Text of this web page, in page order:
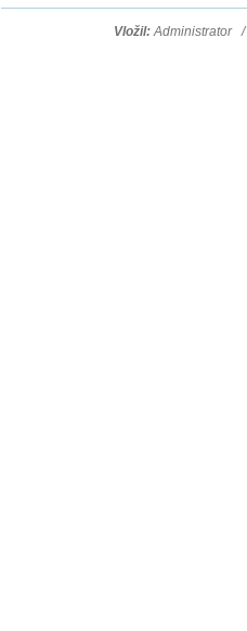
Vložil:Administrator /